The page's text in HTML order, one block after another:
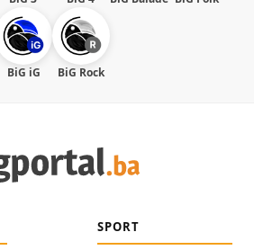
BiG iG BiG Rock
SPORT